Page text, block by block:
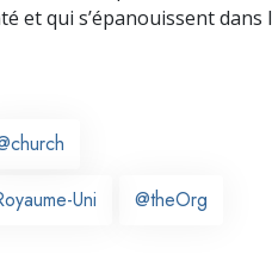
et qui s’épanouissent dans
Uni @theOrg